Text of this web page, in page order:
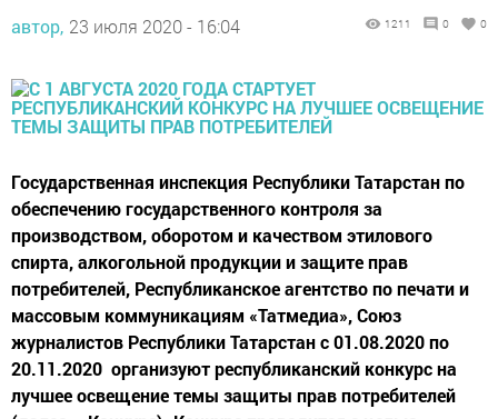
обеспечению государственного контроля за
производством, оборотом и качеством этилового
спирта, алкогольной продукции и защите прав
потребителей, Республиканское агентство по печати и
массовым коммуникациям «Татмедиа», Союз
журналистов Республики Татарстан с 01.08.2020 по
20.11.2020 организуют республиканский конкурс на
лучшее освещение темы защиты прав потребителей
(далее – Конкурс). Конкурс проводится с целью